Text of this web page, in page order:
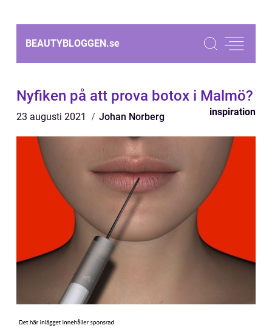
BEAUTYBLOGGEN.se
Nyfiken på att prova botox i Malmö?
23 augusti 2021 Johan Norberg inspiration